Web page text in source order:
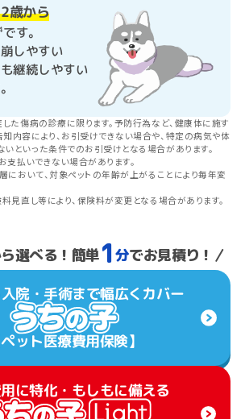
歳から
です。
しやすい
継続しやすい
た傷病の診療に限ります。予防行為など、健康体に施す
内容により、お引受けできない場合や、特定の病気や体
といった条件でのお引受けとなる場合があります。
支払いできない場合があります。
において、対象ペットの年齢が上がることにより毎年変
見直し等により、保険料が変更となる場合があります。
選べる！簡単1分でお見積り！
院・手術まで幅広くカバー
ペット医療費用保険】
に特化・もしもに備える